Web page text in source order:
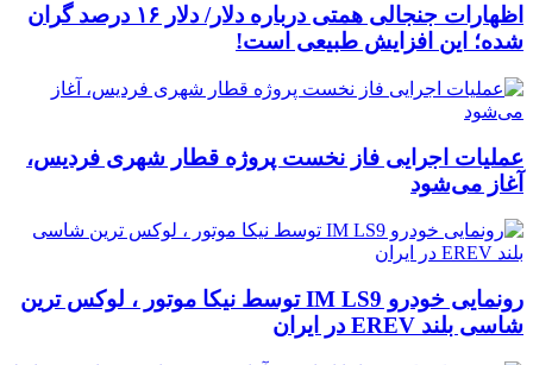
اظهارات جنجالی همتی درباره دلار/ دلار ۱۶ درصد گران
شده؛ این افزایش طبیعی است!
عملیات اجرایی فاز نخست پروژه قطار شهری فردیس،
آغاز می‌شود
رونمایی خودرو IM LS9 توسط نیکا موتور ، لوکس ترین
شاسی بلند EREV در ایران